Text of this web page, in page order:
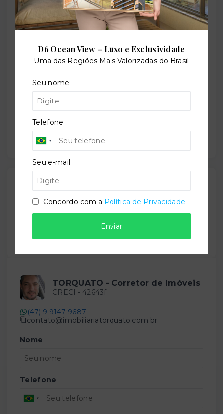
Localização
Avenida José Alexandre Rocha, 311 - Perequê - Porto
+
Leaflet
Gostou do imóvel?
Salve ele nos seus favoritos ou então compartilhe
com alguém no WhatsApp:
TORQUATO - Corretor de Imóveis
CRECI - 42643f
(47) 9 9147-9687
contato@imobiliariatorquato.com.br
Nome
Telefone
D6 Ocean View – Luxo e Exclusividade
Uma das Regiões Mais Valorizadas do Brasil
Seu nome
Telefone
Seu e-mail
Concordo com a Política de Privacidade
Enviar